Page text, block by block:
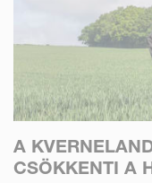
A
CSÖKKENTI A